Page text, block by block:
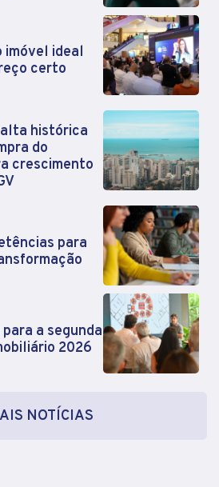
imóvel ideal
certo
histórica
do
crescimento
para
a segunda
2026
NOTÍCIAS